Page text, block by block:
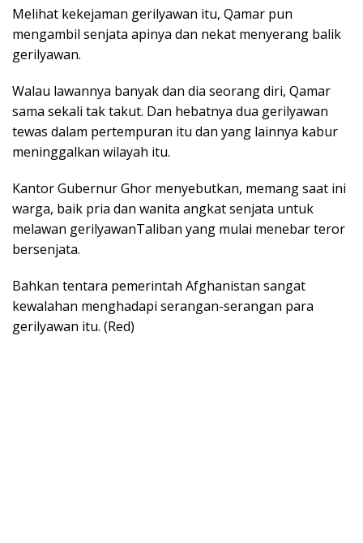
Melihat kekejaman gerilyawan itu, Qamar pun
mengambil senjata apinya dan nekat menyerang balik
gerilyawan.
Walau lawannya banyak dan dia seorang diri, Qamar
sama sekali tak takut. Dan hebatnya dua gerilyawan
tewas dalam pertempuran itu dan yang lainnya kabur
meninggalkan wilayah itu.
Kantor Gubernur Ghor menyebutkan, memang saat ini
warga, baik pria dan wanita angkat senjata untuk
melawan gerilyawanTaliban yang mulai menebar teror
bersenjata.
Bahkan tentara pemerintah Afghanistan sangat
kewalahan menghadapi serangan-serangan para
gerilyawan itu. (Red)